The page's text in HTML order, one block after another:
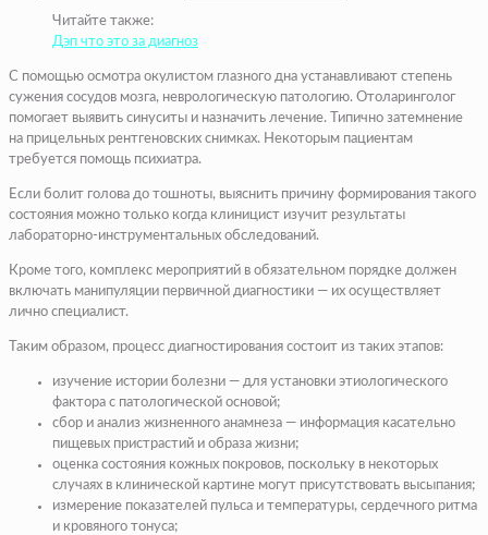
Читайте также:
Дэп что это за диагноз
С помощью осмотра окулистом глазного дна устанавливают степень
сужения сосудов мозга, неврологическую патологию. Отоларинголог
помогает выявить синуситы и назначить лечение. Типично затемнение
на прицельных рентгеновских снимках. Некоторым пациентам
требуется помощь психиатра.
Если болит голова до тошноты, выяснить причину формирования такого
состояния можно только когда клиницист изучит результаты
лабораторно-инструментальных обследований.
Кроме того, комплекс мероприятий в обязательном порядке должен
включать манипуляции первичной диагностики — их осуществляет
лично специалист.
Таким образом, процесс диагностирования состоит из таких этапов:
изучение истории болезни — для установки этиологического
фактора с патологической основой;
сбор и анализ жизненного анамнеза — информация касательно
пищевых пристрастий и образа жизни;
оценка состояния кожных покровов, поскольку в некоторых
случаях в клинической картине могут присутствовать высыпания;
измерение показателей пульса и температуры, сердечного ритма
и кровяного тонуса;